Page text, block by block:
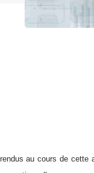
au cours de cette